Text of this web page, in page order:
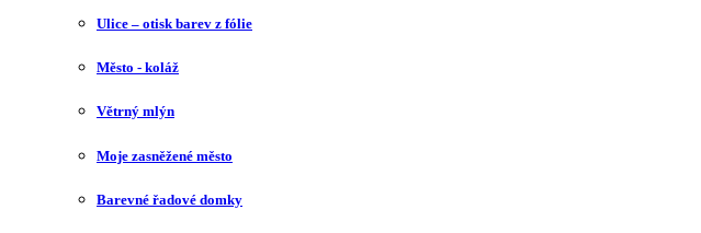
Ulice – otisk barev z fólie
Město - koláž
Větrný mlýn
Moje zasněžené město
Barevné řadové domky